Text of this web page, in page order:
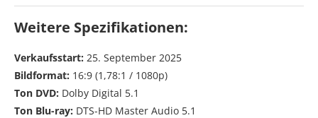
Weitere Spezifikationen:
Verkaufsstart: 25. September 2025
Bildformat: 16:9 (1,78:1 / 1080p)
Ton DVD: Dolby Digital 5.1
Ton Blu-ray: DTS-HD Master Audio 5.1